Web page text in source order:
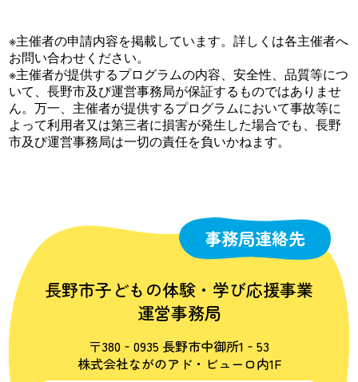
※主催者の申請内容を掲載しています。詳しくは各主催者へ
お問い合わせください。
※主催者が提供するプログラムの内容、安全性、品質等につ
いて、長野市及び運営事務局が保証するものではありませ
ん。万一、主催者が提供するプログラムにおいて事故等に
よって利用者又は第三者に損害が発生した場合でも、長野
市及び運営事務局は一切の責任を負いかねます。
事務局連絡先
長野市子どもの体験・学び応援事業
運営事務局
〒380‐0935 長野市中御所1‐53
株式会社ながのアド・ビューロ内1F